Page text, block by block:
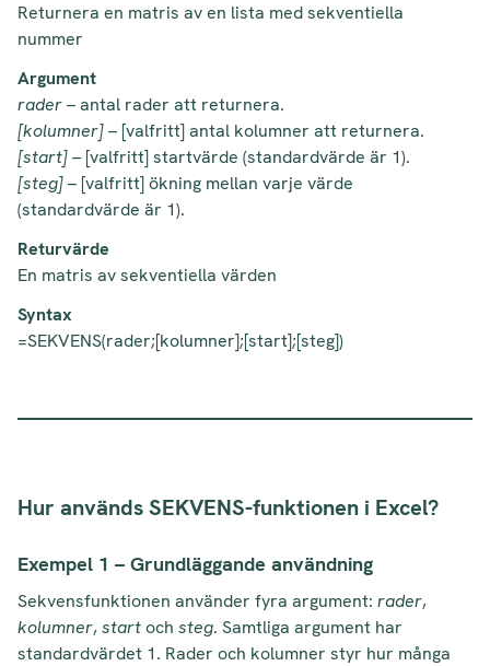
Returnera en matris av en lista med sekventiella
nummer
Argument
rader– antal rader att returnera.
[kolumner]– [valfritt] antal kolumner att returnera.
[start]– [valfritt] startvärde (standardvärde är 1).
[steg]– [valfritt] ökning mellan varje värde
(standardvärde är 1).
Returvärde
En matris av sekventiella värden
Syntax
=SEKVENS(rader;[kolumner];[start];[steg])
Hur används SEKVENS-funktionen i Excel?
Exempel 1 – Grundläggande användning
Sekvensfunktionen använder fyra argument: rader,
kolumner,startoch steg. Samtliga argument har
standardvärdet 1. Rader och kolumner styr hur många